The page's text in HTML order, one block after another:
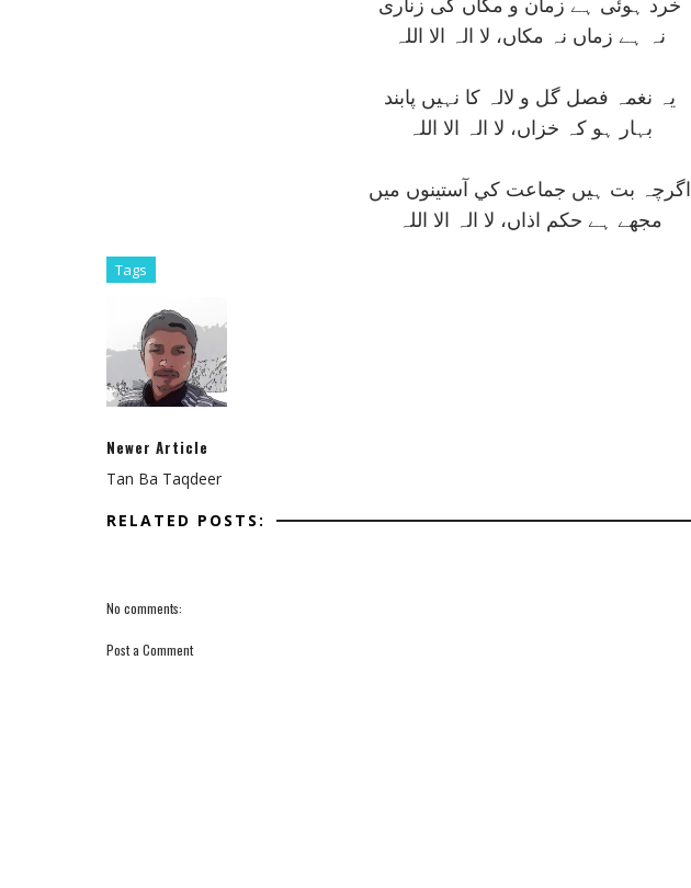
نہ ہے زماں نہ مکاں، لا الہ الا اللہ
يہ نغمہ فصل گل و لالہ کا نہيں پابند
بہار ہو کہ خزاں، لا الہ الا اللہ
اگرچہ بت ہيں جماعت کي آستينوں ميں
مجھے ہے حکم اذاں، لا الہ الا اللہ
Tags
Newer Article
Tan Ba Taqdeer
RELATED POSTS:
No comments:
Post a Comment